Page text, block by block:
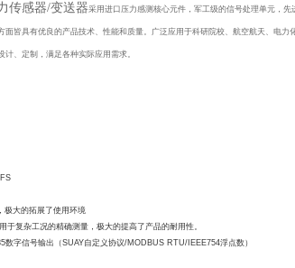
传感器/变送器采用进口压力感测核心元件，军工级的信号处理单元，
面皆具有优良的产品技术、性能和质量。广泛应用于科研院校、航空航天、电力
、定制，满足各种实际应用需求。
极大的拓展了使用环境
于复杂工况的精确测量，极大的提高了产品的耐用性。
数字信号输出（SUAY自定义协议/MODBUS RTU/IEEE754浮点数）